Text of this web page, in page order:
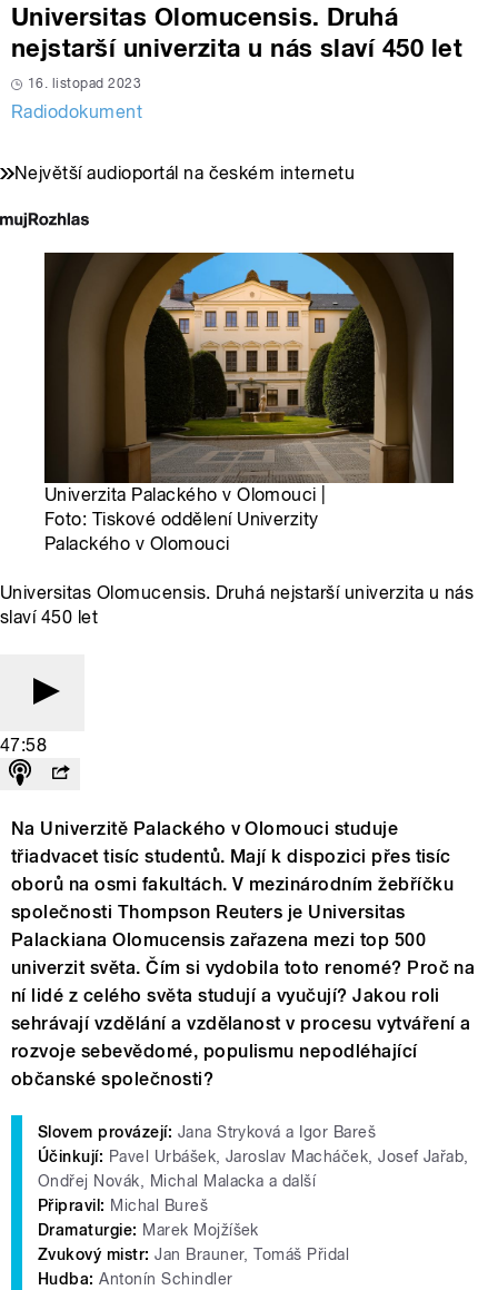
Universitas Olomucensis. Druhá
nejstarší univerzita u nás slaví 450 let
16. listopad 2023
Radiodokument
Největší audioportál na českém internetu
Univerzita Palackého v Olomouci |
Foto: Tiskové oddělení Univerzity
Palackého v Olomouci
Universitas Olomucensis. Druhá nejstarší univerzita u nás
slaví 450 let
47:58
Na Univerzitě Palackého v Olomouci studuje
třiadvacet tisíc studentů. Mají k dispozici přes tisíc
oborů na osmi fakultách. V mezinárodním žebříčku
společnosti Thompson Reuters je Universitas
Palackiana Olomucensis zařazena mezi top 500
univerzit světa. Čím si vydobila toto renomé? Proč na
ní lidé z celého světa studují a vyučují? Jakou roli
sehrávají vzdělání a vzdělanost v procesu vytváření a
rozvoje sebevědomé, populismu nepodléhající
občanské společnosti?
Slovem provázejí: Jana Stryková a Igor Bareš
Účinkují: Pavel Urbášek, Jaroslav Macháček, Josef Jařab,
Ondřej Novák, Michal Malacka a další
Připravil: Michal Bureš
Dramaturgie: Marek Mojžíšek
Zvukový mistr: Jan Brauner, Tomáš Přidal
Hudba: Antonín Schindler